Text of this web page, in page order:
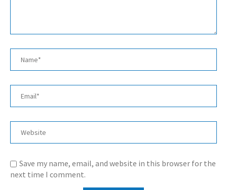
Save my name, email, and website in this browser for the
next time I comment.